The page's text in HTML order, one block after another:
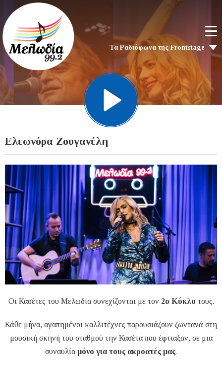
Τα Ραδιόφωνα της Frontstage
Ελεωνόρα Ζουγανέλη
Οι Κασέτες του Μελωδία συνεχίζονται με τον 2ο Κύκλο τους.
Κάθε μήνα, αγαπημένοι καλλιτέχνες παρουσιάζουν ζωντανά στη
μουσική σκηνή του σταθμού την Κασέτα που έφτιαξαν, σε μια
συναυλία μόνο για τους ακροατές μας.